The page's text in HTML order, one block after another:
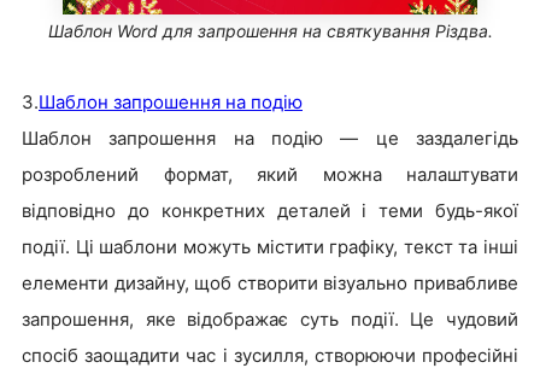
Шаблон Word для запрошення на святкування Різдва.
3.Шаблон запрошення на подію
Шаблон запрошення на подію — це заздалегідь
розроблений формат, який можна налаштувати
відповідно до конкретних деталей і теми будь-якої
події. Ці шаблони можуть містити графіку, текст та інші
елементи дизайну, щоб створити візуально привабливе
запрошення, яке відображає суть події. Це чудовий
спосіб заощадити час і зусилля, створюючи професійні